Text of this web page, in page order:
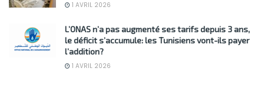
1 AVRIL 2026
L’ONAS n’a pas augmenté ses tarifs depuis 3 ans,
le déficit s’accumule: les Tunisiens vont-ils payer
l’addition?
1 AVRIL 2026